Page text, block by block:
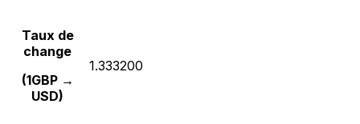
Taux de
change
(1GBP →
USD)
1.333200